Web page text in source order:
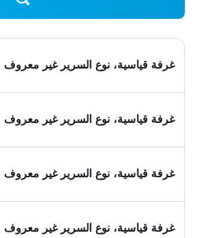
غرفة قياسية، نوع السرير غير معروف
غرفة قياسية، نوع السرير غير معروف
غرفة قياسية، نوع السرير غير معروف
غرفة قياسية، نوع السرير غير معروف